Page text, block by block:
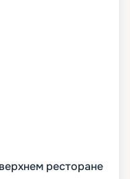
ресторане